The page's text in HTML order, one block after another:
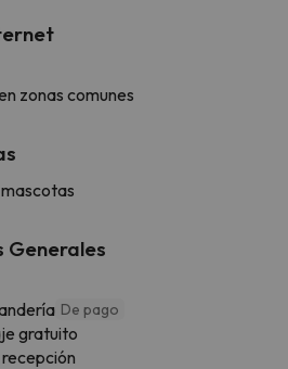
zonas comunes
Generales
De pago
gratuito